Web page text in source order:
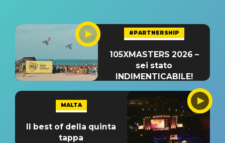
#PARTNERSHIP
105XMASTERS 2026 –
sei stato
INDIMENTICABILE!
MALTA
Il best of della quinta
tappa